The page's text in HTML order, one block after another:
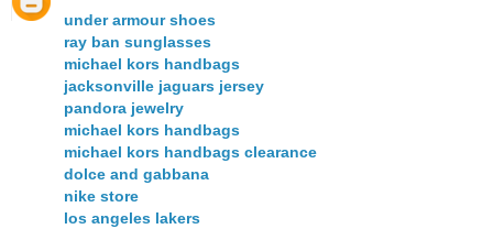
under armour shoes
ray ban sunglasses
michael kors handbags
jacksonville jaguars jersey
pandora jewelry
michael kors handbags
michael kors handbags clearance
dolce and gabbana
nike store
los angeles lakers